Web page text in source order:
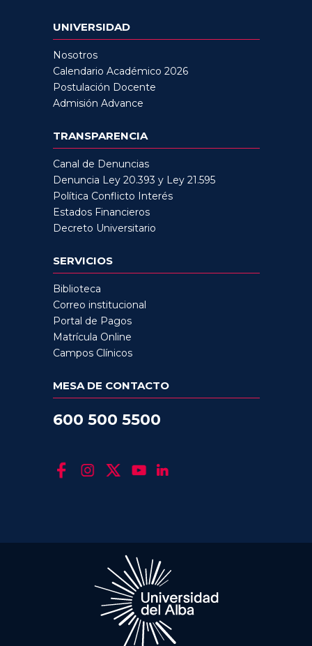
UNIVERSIDAD
Nosotros
Calendario Académico 2026
Postulación Docente
Admisión Advance
TRANSPARENCIA
Canal de Denuncias
Denuncia Ley 20.393 y Ley 21.595
Política Conflicto Interés
Estados Financieros
Decreto Universitario
SERVICIOS
Biblioteca
Correo institucional
Portal de Pagos
Matrícula Online
Campos Clínicos
MESA DE CONTACTO
600 500 5500